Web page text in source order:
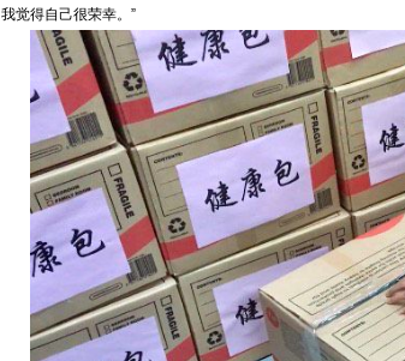
我觉得自己很荣幸。”